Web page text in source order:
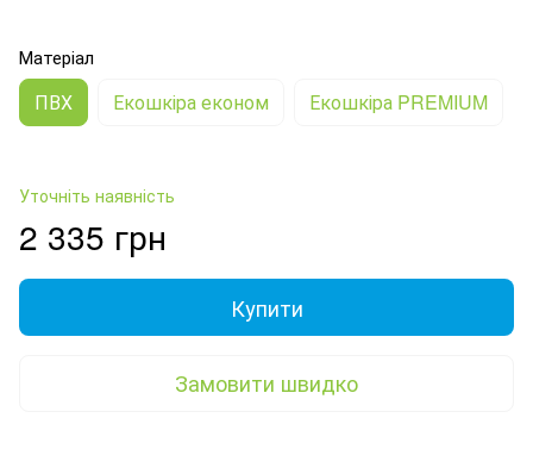
Матеріал
ПВХ Екошкіра економ Екошкіра PREMIUM
Уточніть наявність
2 335 грн
Купити
Замовити швидко